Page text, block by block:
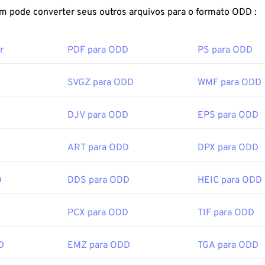
mais novo e mais compactável.
um arquivo JPG?
arquivos JPG. Um simples clique duplo no arquivo JPG
específico para abrir o arquivo, clique com o botão
automaticamente em navegadores populares comoo
imagens JPEG, use nossa ferramentade
Joint Photographic Experts Group
FreeConvert.com pode converter seus outros arquivos para o formato ODD :
PDF para ODD PS para ODD
SVGZ para ODD WMF para ODD
DJV para ODD EPS para ODD
ART para ODD DPX para ODD
DDS para ODD HEIC para ODD
PCX para ODD TIF para ODD
EMZ para ODD TGA para ODD